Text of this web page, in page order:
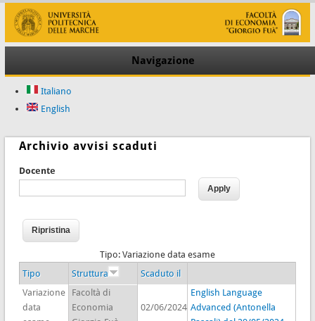
Navigazione
Italiano
English
Archivio avvisi scaduti
Docente
Tipo: Variazione data esame
Tipo
Struttura
Scaduto il
Variazione
data
Facoltà di
Economia
02/06/2024
English Language
Advanced (Antonella